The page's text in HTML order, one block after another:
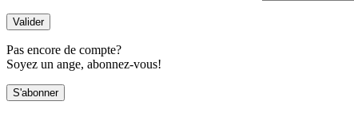
Pas encore de compte?
Soyez un ange, abonnez-vous!